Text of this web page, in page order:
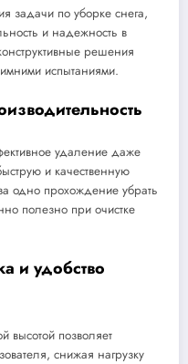
задачи по уборке снега,
и надежность в
решения
испытаниями.
удаление даже
и качественную
одно прохождение убрать
полезно при очистке
и удобство
высотой позволяет
снижая нагрузку